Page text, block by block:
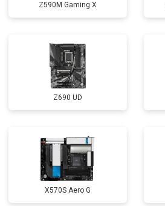
Z590M Gaming X
Z690 UD
X570S Aero G